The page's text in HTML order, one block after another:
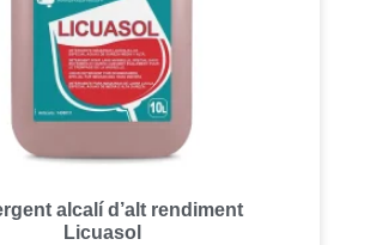
alcalí d’alt rendiment
Licuasol